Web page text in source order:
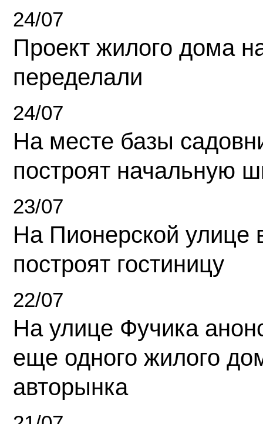
24/07
Проект жилого дома
переделали
24/07
На месте базы
построят начальную
23/07
На Пионерской улице
построят гостиницу
22/07
На улице Фучика
еще одного жилого
авторынка